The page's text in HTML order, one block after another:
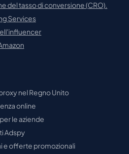
del tasso di conversione (CRO).
Services
nel Regno Unito
online
le aziende
Adspy
e offerte promozionali